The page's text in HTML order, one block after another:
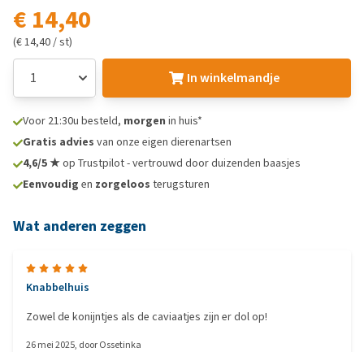
€ 14,40
(€ 14,40 / st)
In winkelmandje
Voor 21:30u besteld, morgen in huis*
Gratis advies van onze eigen dierenartsen
4,6/5 ★op Trustpilot - vertrouwd door duizenden baasjes
Eenvoudig en zorgeloos terugsturen
Wat anderen zeggen
Knabbelhuis
Zowel de konijntjes als de caviaatjes zijn er dol op!
26 mei 2025, doorOssetinka